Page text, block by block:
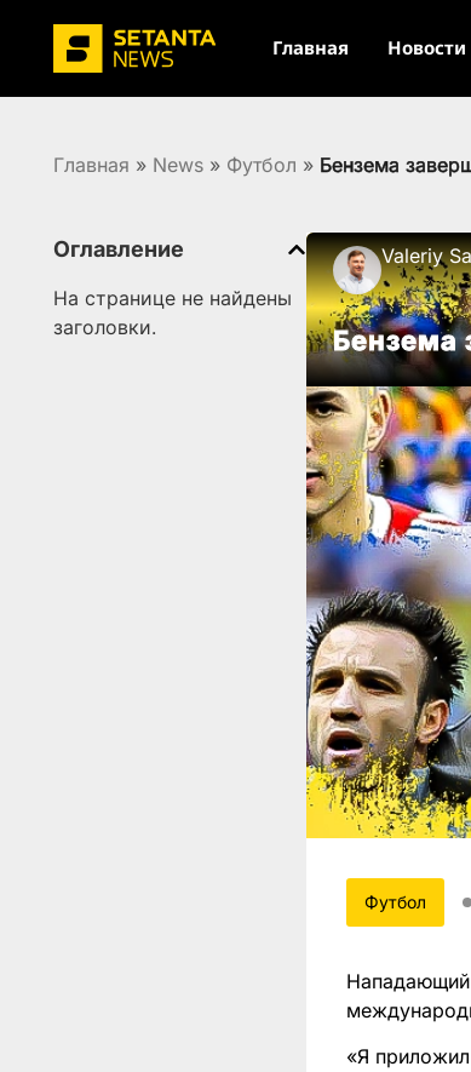
Главная Новости
Главная » News » Футбол » Бензема
Оглавление
На странице не найдены
заголовки.
Valeriy
Бензема
Футбол
Нападающий
«Я